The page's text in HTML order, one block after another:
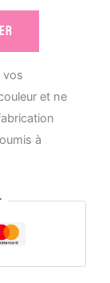
vos
et ne
à